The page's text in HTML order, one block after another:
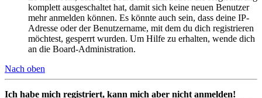
komplett ausgeschaltet hat, damit sich keine neuen Benutzer
mehr anmelden können. Es könnte auch sein, dass deine IP-
Adresse oder der Benutzername, mit dem du dich registrieren
möchtest, gesperrt wurden. Um Hilfe zu erhalten, wende dich
an die Board-Administration.
Nach oben
Ich habe mich registriert, kann mich aber nicht anmelden!